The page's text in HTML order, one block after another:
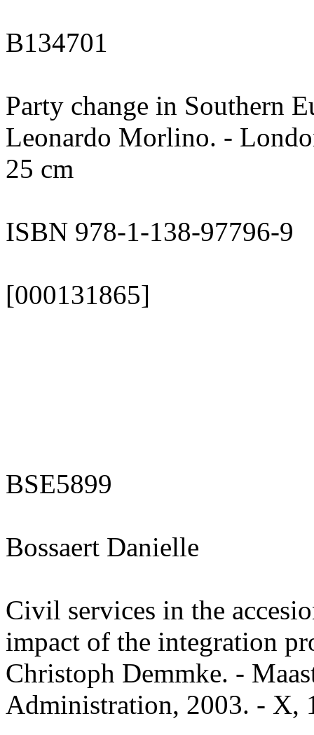
B134701
Party change in Southern
Leonardo Morlino. -
25 cm
ISBN 978-1-138-97796-9
[000131865]
BSE5899
Bossaert Danielle
Civil services in the
impact of the integration
Christoph Demmke. -
Administration, 2003. - X,